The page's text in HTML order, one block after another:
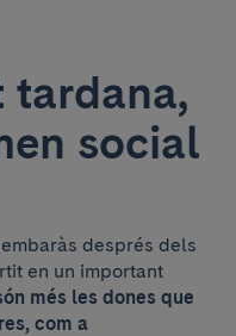
tardana,
social
després dels
en un important
més les dones que
com a